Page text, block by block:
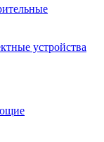
устройства